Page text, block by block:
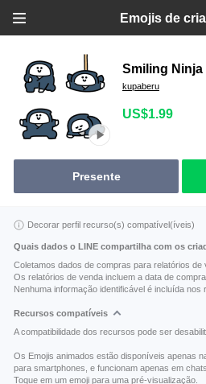
Emojis de
Smiling Ninja
kupaberu
US$1.99
Presente
Decorar perfil recurso(s) compatível(íveis)
Quais dados o LINE compartilha com os
Coletamos dados de compras para relatórios de
Os relatórios de venda incluem a data de
Nenhuma informação identificável é incluída nos
Recursos compatíveis
A compatibilidade dos recursos pode ser
Os Emojis animados estão disponíveis apenas
para smartphones, e funcionam apenas em chats.
Toque em um emoji para uma pré-visualização.